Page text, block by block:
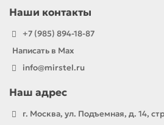
Наши контакты
+7 (985) 894-18-87
Написать в Max
info@mirstel.ru
Наш адрес
г. Москва, ул. Подъемная, д. 14,